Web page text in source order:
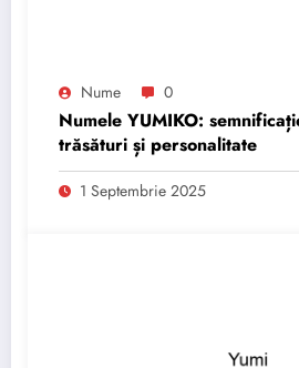
Nume 0
Numele YUMIKO:
trăsături și personalitate
1 Septembrie 2025